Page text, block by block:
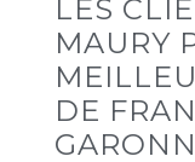
LES
MAURY
DE